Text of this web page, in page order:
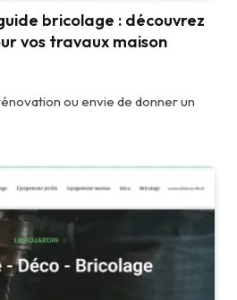
bricolage : découvrez
vos travaux maison
ou envie de donner un